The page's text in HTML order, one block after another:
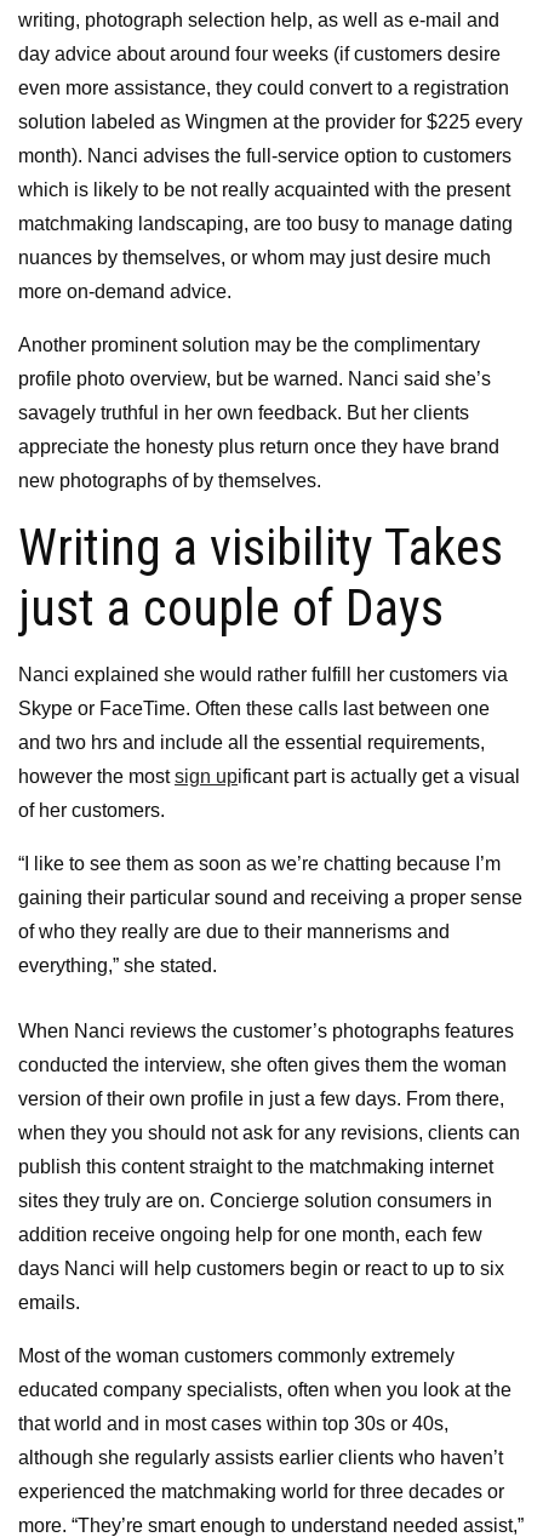
writing, photograph selection help, as well as e-mail and
day advice about around four weeks (if customers desire
even more assistance, they could convert to a registration
solution labeled as Wingmen at the provider for $225 every
month). Nanci advises the full-service option to customers
which is likely to be not really acquainted with the present
matchmaking landscaping, are too busy to manage dating
nuances by themselves, or whom may just desire much
more on-demand advice.
Another prominent solution may be the complimentary
profile photo overview, but be warned. Nanci said she’s
savagely truthful in her own feedback. But her clients
appreciate the honesty plus return once they have brand
new photographs of by themselves.
Writing a visibility Takes
just a couple of Days
Nanci explained she would rather fulfill her customers via
Skype or FaceTime. Often these calls last between one
and two hrs and include all the essential requirements,
however the mostsign upificant part is actually get a visual
of her customers.
“I like to see them as soon as we’re chatting because I’m
gaining their particular sound and receiving a proper sense
of who they really are due to their mannerisms and
everything,” she stated.
When Nanci reviews the customer’s photographs features
conducted the interview, she often gives them the woman
version of their own profile in just a few days. From there,
when they you should not ask for any revisions, clients can
publish this content straight to the matchmaking internet
sites they truly are on. Concierge solution consumers in
addition receive ongoing help for one month, each few
days Nanci will help customers begin or react to up to six
emails.
Most of the woman customers commonly extremely
educated company specialists, often when you look at the
that world and in most cases within top 30s or 40s,
although she regularly assists earlier clients who haven’t
experienced the matchmaking world for three decades or
more. “They’re smart enough to understand needed assist,”